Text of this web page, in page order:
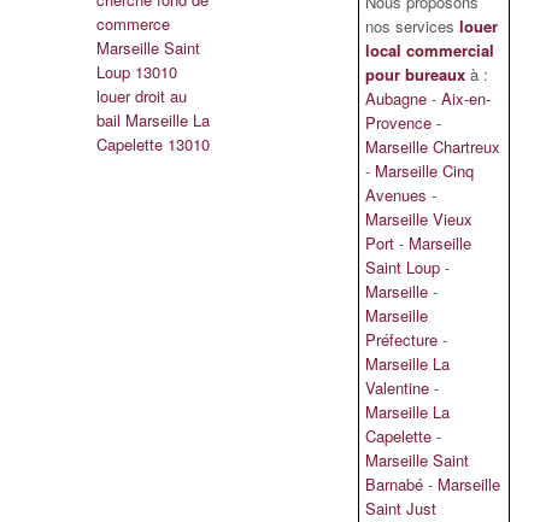
commerce
Marseille Saint
Loup 13010
louer droit au
bail Marseille La
Capelette 13010
nos services louer
local commercial
pour bureauxà :
Aubagne - Aix-en-
Provence -
Marseille Chartreux
- Marseille Cinq
Avenues -
Marseille Vieux
Port - Marseille
Saint Loup -
Marseille -
Marseille
Préfecture -
Marseille La
Valentine -
Marseille La
Capelette -
Marseille Saint
Barnabé - Marseille
Saint Just